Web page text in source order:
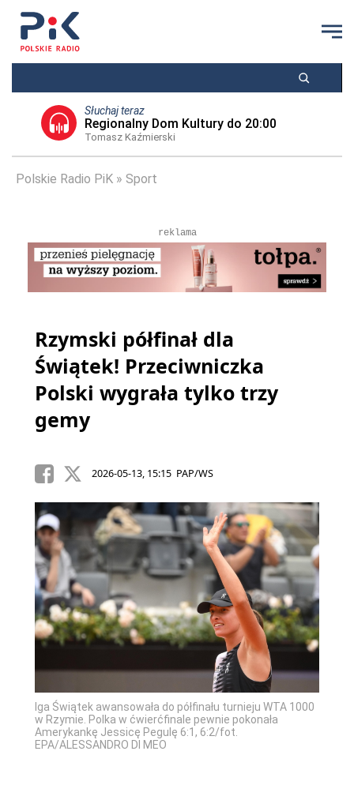
Słuchaj teraz
Regionalny Dom Kultury do 20:00
Tomasz Kaźmierski
Polskie Radio PiK Sport
reklama
Rzymski półfinał dla
Świątek! Przeciwniczka
Polski wygrała tylko trzy
gemy
2026-05-13, 15:15 PAP/WS
Iga Świątek awansowała do półfinału turnieju WTA 1000
w Rzymie. Polka w ćwierćfinale pewnie pokonała
Amerykankę Jessicę Pegulę 6:1, 6:2/fot.
EPA/ALESSANDRO DI MEO